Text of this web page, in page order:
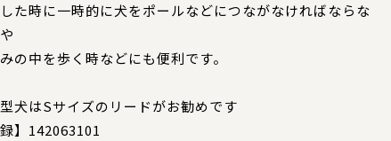
た時に一時的に犬をポールなどにつながなければならな
の中を歩く時などにも便利です。
犬はSサイズのリードがお勧めです
】142063101